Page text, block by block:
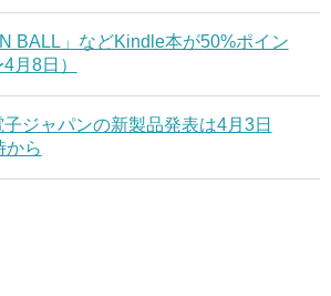
BALL」などKindle本が50%ポイン
月8日）
ジャパンの新製品発表は4月3日
から